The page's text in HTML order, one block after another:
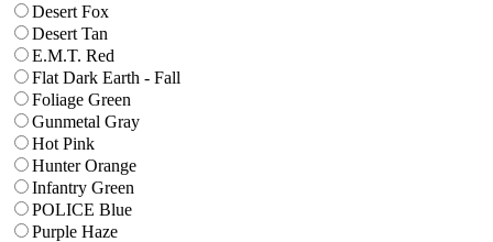
Desert Fox
Desert Tan
E.M.T. Red
Flat Dark Earth - Fall
Foliage Green
Gunmetal Gray
Hot Pink
Hunter Orange
Infantry Green
POLICE Blue
Purple Haze